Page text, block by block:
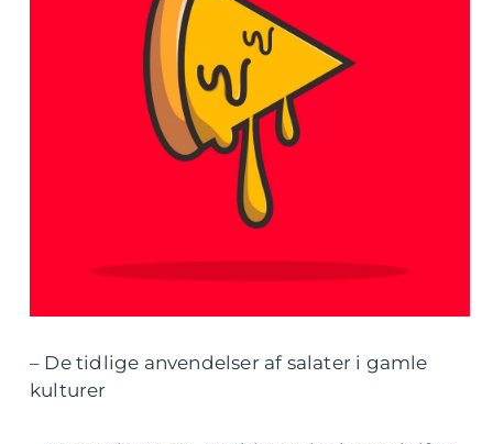
– De tidlige anvendelser af salater i gamle
kulturer